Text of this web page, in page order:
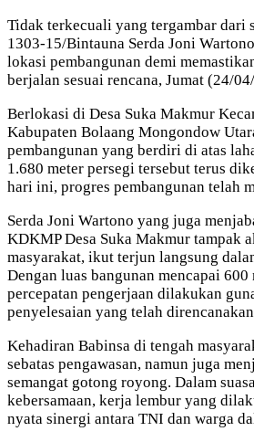
Tidak terkecuali yang tergambar dari
1303-15/Bintauna Serda Joni
lokasi pembangunan demi
berjalan sesuai rencana, Jumat (24/
Berlokasi di Desa Suka Makmur
Kabupaten Bolaang Mongondow
pembangunan yang berdiri di atas
1.680 meter persegi tersebut terus
hari ini, progres pembangunan telah
Serda Joni Wartono yang juga
KDKMP Desa Suka Makmur tampak
masyarakat, ikut terjun langsung
Dengan luas bangunan mencapai 600
percepatan pengerjaan dilakukan
penyelesaian yang telah
Kehadiran Babinsa di tengah
sebatas pengawasan, namun juga
semangat gotong royong. Dalam
kebersamaan, kerja lembur yang
nyata sinergi antara TNI dan warga